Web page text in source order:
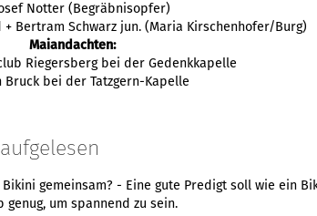
Notter (Begräbnisopfer)
Bertram Schwarz jun. (Maria Kirschenhofer/Burg)
Maiandachten:
Riegersberg bei der Gedenkkapelle
Bruck bei der Tatzgern-Kapelle
aufgelesen
gemeinsam? - Eine gute Predigt soll wie ein
genug, um spannend zu sein.